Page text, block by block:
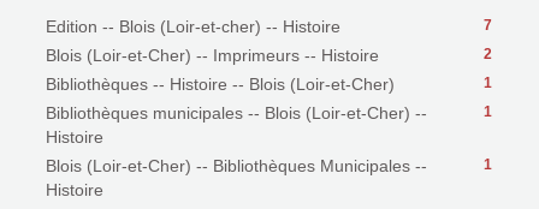
7
Edition -- Blois (Loir-et-cher) -- Histoire
2
Blois (Loir-et-Cher) -- Imprimeurs -- Histoire
1
Bibliothèques -- Histoire -- Blois (Loir-et-Cher)
1
Bibliothèques municipales -- Blois (Loir-et-Cher) --
Histoire
1
Blois (Loir-et-Cher) -- Bibliothèques Municipales --
Histoire